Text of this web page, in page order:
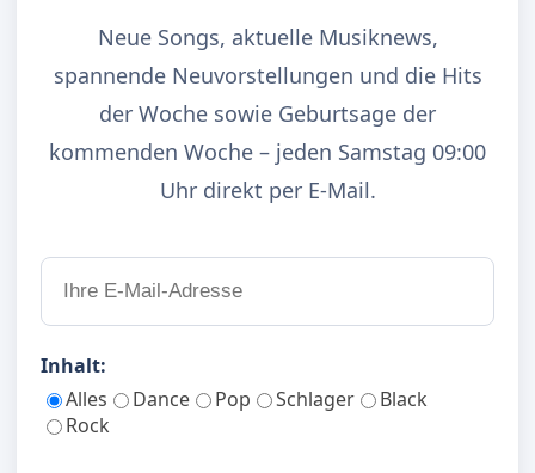
Neue Songs, aktuelle Musiknews,
spannende Neuvorstellungen und die Hits
der Woche sowie Geburtsage der
kommenden Woche – jeden Samstag 09:00
Uhr direkt per E-Mail.
Inhalt:
Alles
Dance Pop Schlager
Black
Rock